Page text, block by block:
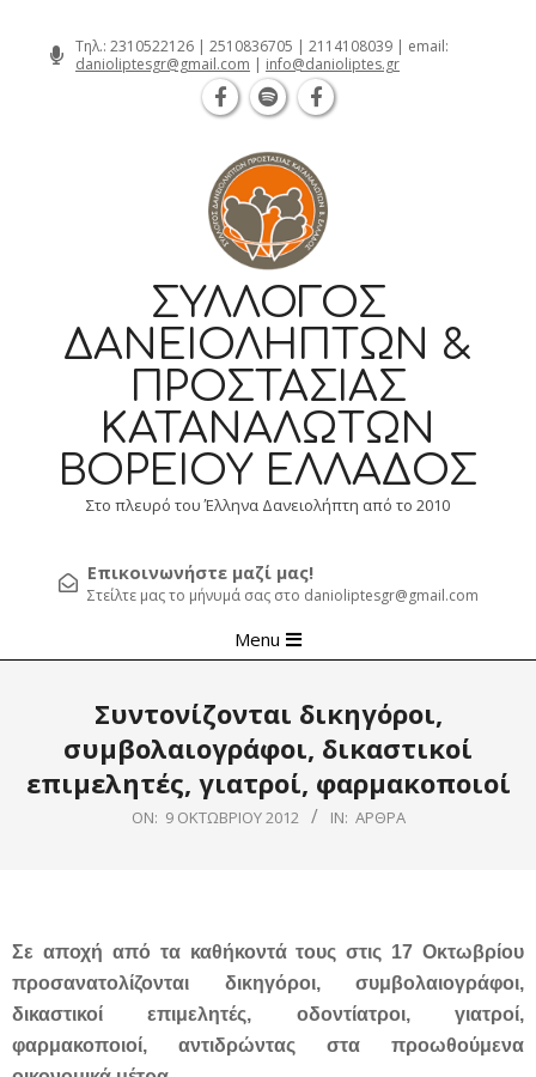
Τηλ.: 2310522126 | 2510836705 | 2114108039 | email:
danioliptesgr@gmail.com | info@danioliptes.gr
ΣΎΛΛΟΓΟΣ
ΔΑΝΕΙΟΛΗΠΤΏΝ &
ΠΡΟΣΤΑΣΊΑΣ
ΚΑΤΑΝΑΛΩΤΏΝ
ΒΟΡΕΊΟΥ ΕΛΛΆΔΟΣ
Στο πλευρό του Έλληνα Δανειολήπτη από το 2010
Επικοινωνήστε μαζί μας!
Στείλτε μας το μήνυμά σας στο danioliptesgr@gmail.com
Navigation
Menu
Συντονίζονται δικηγόροι,
συμβολαιογράφοι, δικαστικοί
επιμελητές, γιατροί, φαρμακοποιοί
ON: 9 ΟΚΤΩΒΡΊΟΥ 2012 IN: ΆΡΘΡΑ
Σε αποχή από τα καθήκοντά τους στις 17 Οκτωβρίου
προσανατολίζονται δικηγόροι, συμβολαιογράφοι,
δικαστικοί επιμελητές, οδοντίατροι, γιατροί,
φαρμακοποιοί, αντιδρώντας στα προωθούμενα